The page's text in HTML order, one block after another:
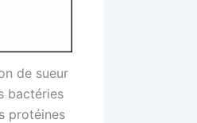
de sueur
bactéries
protéines